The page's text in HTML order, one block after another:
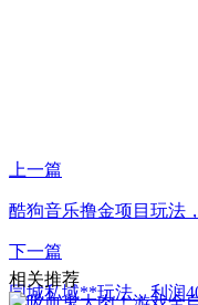
上一篇
酷狗音乐撸金项目玩法
下一篇
同城私域**玩法，利润
相关推荐